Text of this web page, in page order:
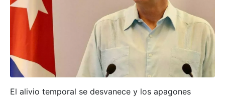
El alivio temporal se desvanece y los apagones